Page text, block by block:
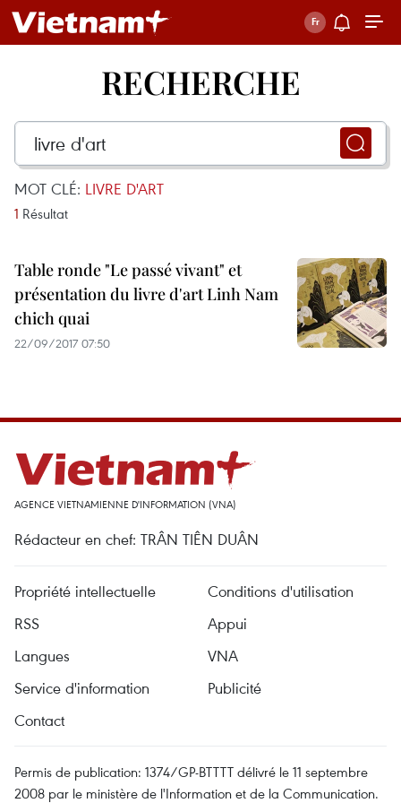
RECHERCHE
MOT CLÉ: LIVRE D'ART
1 Résultat
Table ronde "Le passé vivant" et
présentation du livre d'art Linh Nam
chich quai
22/09/2017 07:50
AGENCE VIETNAMIENNE D'INFORMATION (VNA)
Rédacteur en chef: TRÂN TIÊN DUÂN
Propriété intellectuelle
Conditions d'utilisation
RSS
Appui
Langues
VNA
Service d'information
Publicité
Contact
Permis de publication: 1374/GP-BTTTT délivré le 11 septembre
2008 par le ministère de l'Information et de la Communication.